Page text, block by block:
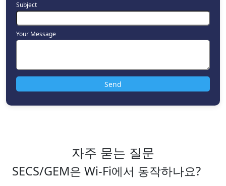
Subject
Your Message
자주 묻는 질문
SECS/GEM은 Wi-Fi에서 동작하나요?